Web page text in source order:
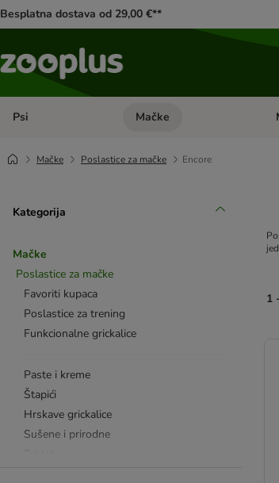
Besplatna dostava od 29,00 €**
Psi Pregled kategorija: Psi
Mačke
Mačke Poslastice za mačke Encore
Kategorija
Mačke
Poslastice za mačke
Favoriti kupaca
Poslastice za trening
Funkcionalne grickalice
Paste i kreme
Štapići
Hrskave grickalice
Sušene i prirodne
1